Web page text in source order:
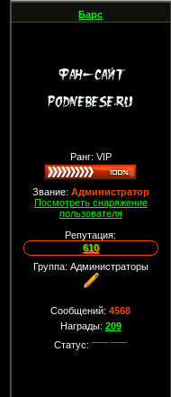
Барс
Ранг: VIP
Звание: Администратор
Посмотреть снаряжение
пользователя
Репутация:
610
Группа: Администраторы
Сообщений:4568
Награды: 209
Статус: